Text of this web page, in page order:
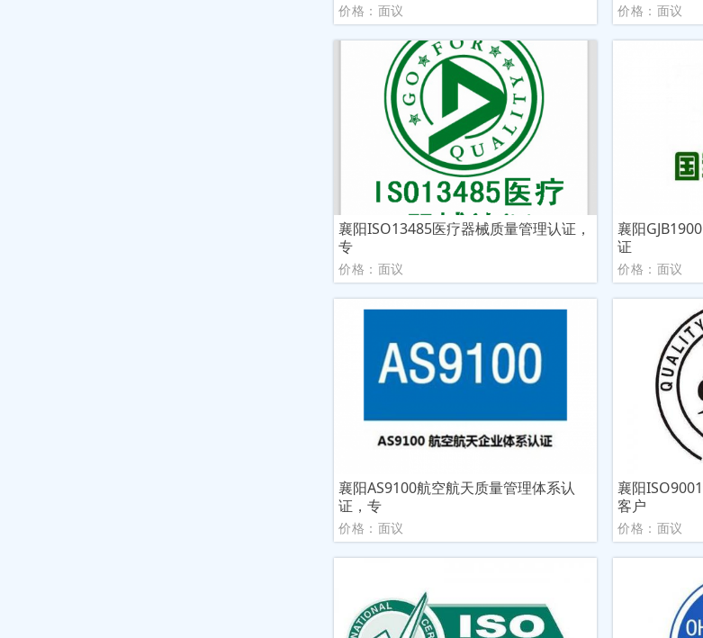
价格：面议 价格：面议
襄阳ISO13485医疗器械质量管理认证，
专
价格：面议
襄阳
证
价格：面议
襄阳AS9100航空航天质量管理体系认
证，专
价格：面议
襄阳
客户
价格：面议